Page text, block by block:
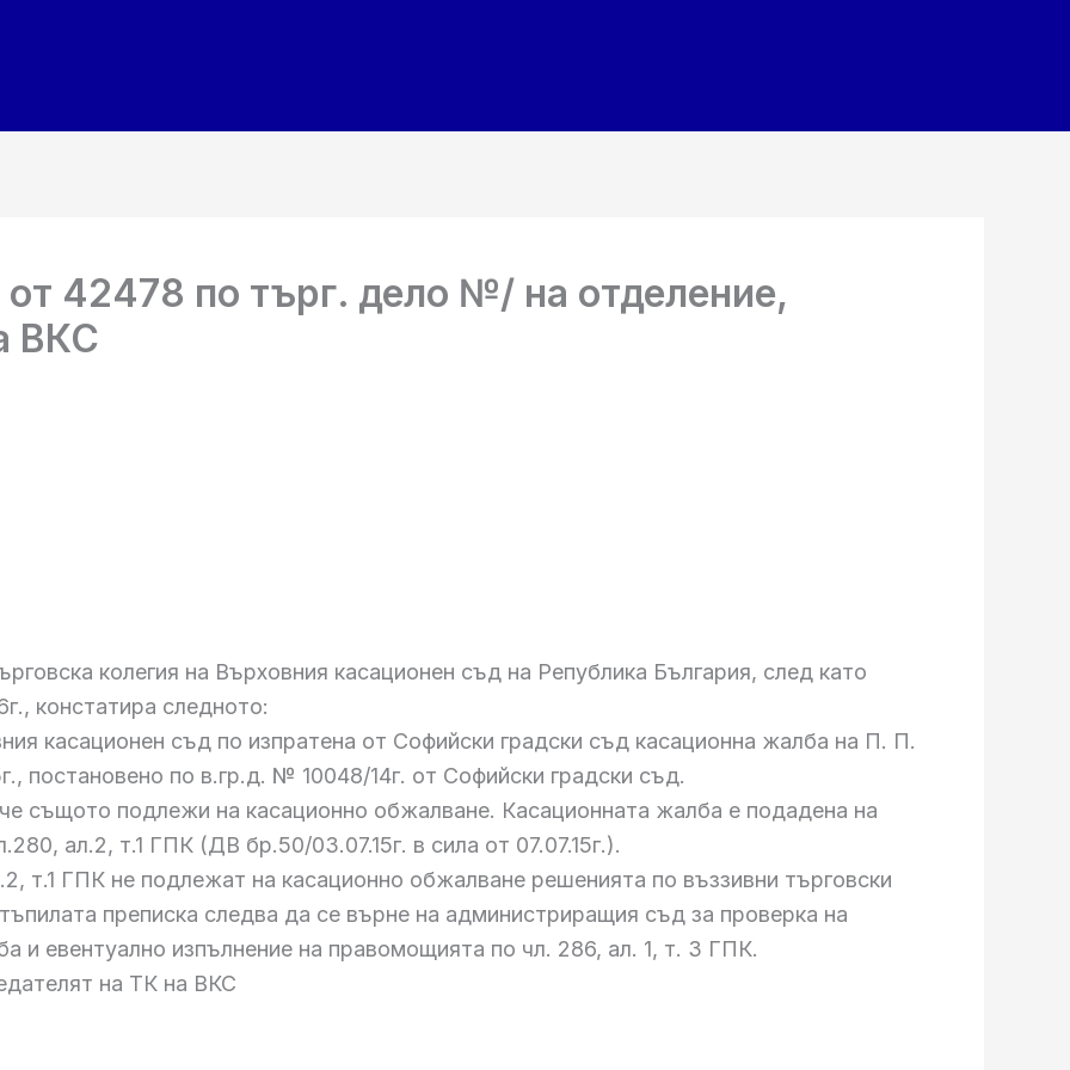
42478 по търг. дело №/ на отделение,
ВКС
колегия на Върховния касационен съд на Република България, след като
констатира следното:
касационен съд по изпратена от Софийски градски съд касационна жалба на П. П.
постановено по в.гр.д. № 10048/14г. от Софийски градски съд.
същото подлежи на касационно обжалване. Касационната жалба е подадена на
ал.2, т.1 ГПК (ДВ бр.50/03.07.15г. в сила от 07.07.15г.).
т.1 ГПК не подлежат на касационно обжалване решенията по въззивни търговски
преписка следва да се върне на администриращия съд за проверка на
и евентуално изпълнение на правомощията по чл. 286, ал. 1, т. 3 ГПК.
на ТК на ВКС